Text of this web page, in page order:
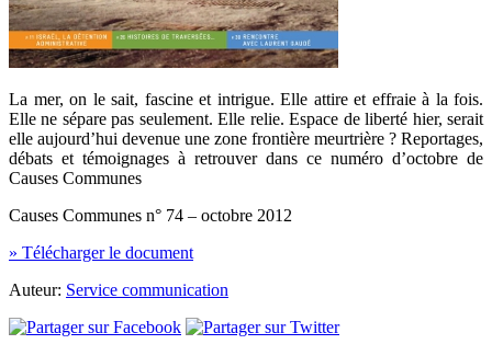
La mer, on le sait, fascine et intrigue. Elle attire et effraie à la fois.
Elle ne sépare pas seulement. Elle relie. Espace de liberté hier, serait
elle aujourd’hui devenue une zone frontière meurtrière ? Reportages,
débats et témoignages à retrouver dans ce numéro d’octobre de
Causes Communes
Causes Communes n° 74 – octobre 2012
» Télécharger le document
Auteur: Service communication